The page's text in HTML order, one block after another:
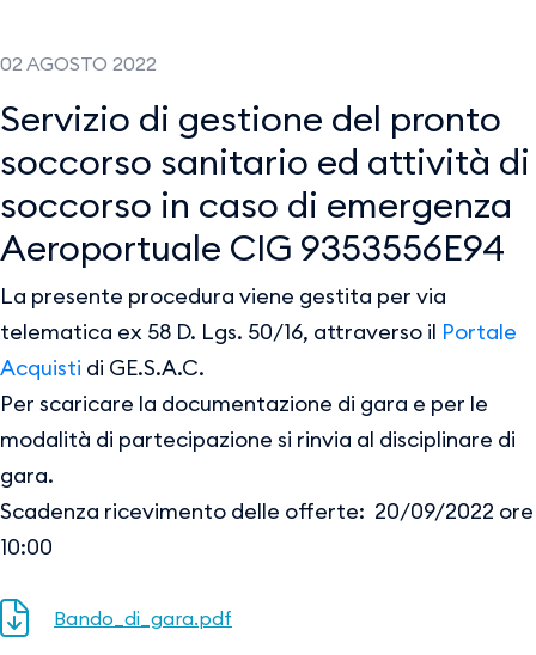
02 AGOSTO 2022
Servizio di gestione del pronto
soccorso sanitario ed attività di
soccorso in caso di emergenza
Aeroportuale CIG 9353556E94
La presente procedura viene gestita per via
telematica ex 58 D. Lgs. 50/16, attraverso il Portale
Acquisti di GE.S.A.C.
Per scaricare la documentazione di gara e per le
modalità di partecipazione si rinvia al disciplinare di
gara.
Scadenza ricevimento delle offerte: 20/09/2022 ore
10:00
Bando_di_gara.pdf